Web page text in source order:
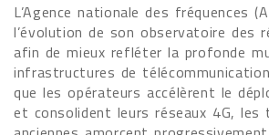
L’Agence nationale des fréquences
l’évolution de son observatoire des
afin de mieux refléter la profonde
infrastructures de
que les opérateurs accélèrent le
et consolident leurs réseaux 4G, les